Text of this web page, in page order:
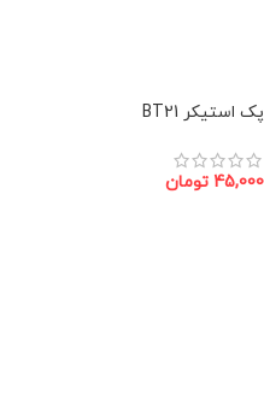
پک استیکر BT21
45,000 تومان